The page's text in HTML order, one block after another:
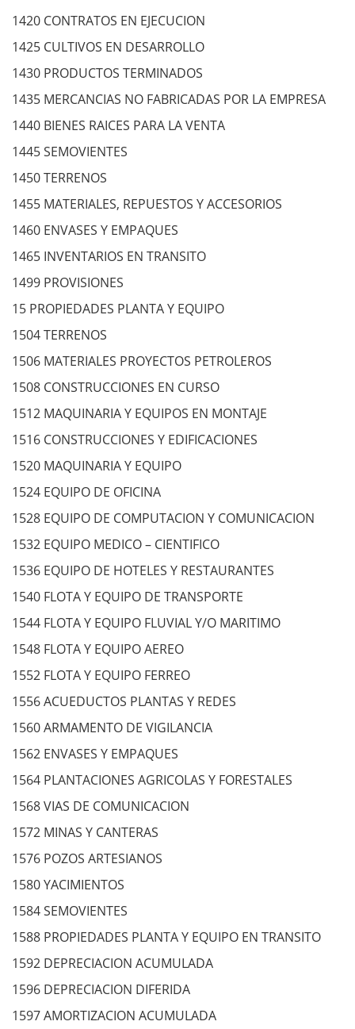
1420 CONTRATOS EN EJECUCION
1425 CULTIVOS EN DESARROLLO
1430 PRODUCTOS TERMINADOS
1435 MERCANCIAS NO FABRICADAS POR LA EMPRESA
1440 BIENES RAICES PARA LA VENTA
1445 SEMOVIENTES
1450 TERRENOS
1455 MATERIALES, REPUESTOS Y ACCESORIOS
1460 ENVASES Y EMPAQUES
1465 INVENTARIOS EN TRANSITO
1499 PROVISIONES
15 PROPIEDADES PLANTA Y EQUIPO
1504 TERRENOS
1506 MATERIALES PROYECTOS PETROLEROS
1508 CONSTRUCCIONES EN CURSO
1512 MAQUINARIA Y EQUIPOS EN MONTAJE
1516 CONSTRUCCIONES Y EDIFICACIONES
1520 MAQUINARIA Y EQUIPO
1524 EQUIPO DE OFICINA
1528 EQUIPO DE COMPUTACION Y COMUNICACION
1532 EQUIPO MEDICO – CIENTIFICO
1536 EQUIPO DE HOTELES Y RESTAURANTES
1540 FLOTA Y EQUIPO DE TRANSPORTE
1544 FLOTA Y EQUIPO FLUVIAL Y/O MARITIMO
1548 FLOTA Y EQUIPO AEREO
1552 FLOTA Y EQUIPO FERREO
1556 ACUEDUCTOS PLANTAS Y REDES
1560 ARMAMENTO DE VIGILANCIA
1562 ENVASES Y EMPAQUES
1564 PLANTACIONES AGRICOLAS Y FORESTALES
1568 VIAS DE COMUNICACION
1572 MINAS Y CANTERAS
1576 POZOS ARTESIANOS
1580 YACIMIENTOS
1584 SEMOVIENTES
1588 PROPIEDADES PLANTA Y EQUIPO EN TRANSITO
1592 DEPRECIACION ACUMULADA
1596 DEPRECIACION DIFERIDA
1597 AMORTIZACION ACUMULADA